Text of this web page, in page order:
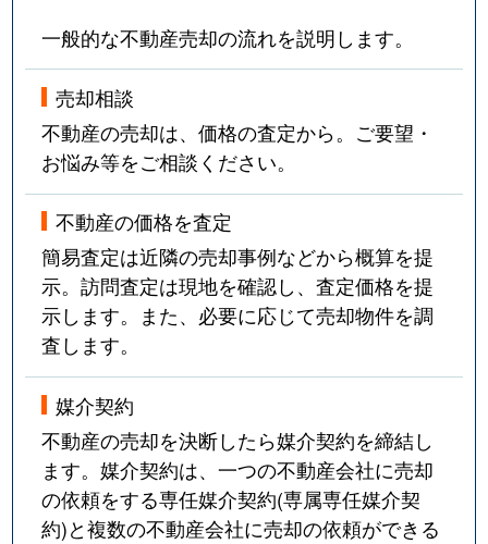
一般的な不動産売却の流れを説明します。
売却相談
不動産の売却は、価格の査定から。ご要望・
お悩み等をご相談ください。
不動産の価格を査定
簡易査定は近隣の売却事例などから概算を提
示。訪問査定は現地を確認し、査定価格を提
示します。また、必要に応じて売却物件を調
査します。
媒介契約
不動産の売却を決断したら媒介契約を締結し
ます。媒介契約は、一つの不動産会社に売却
の依頼をする専任媒介契約(専属専任媒介契
約)と複数の不動産会社に売却の依頼ができる